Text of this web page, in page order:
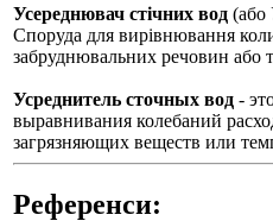
Усереднювач стічних вод (або
Споруда для вирівнювання
забруднювальних речовин або
Усреднитель сточных вод -
выравнивания колебаний
загрязняющих веществ или
Референси: